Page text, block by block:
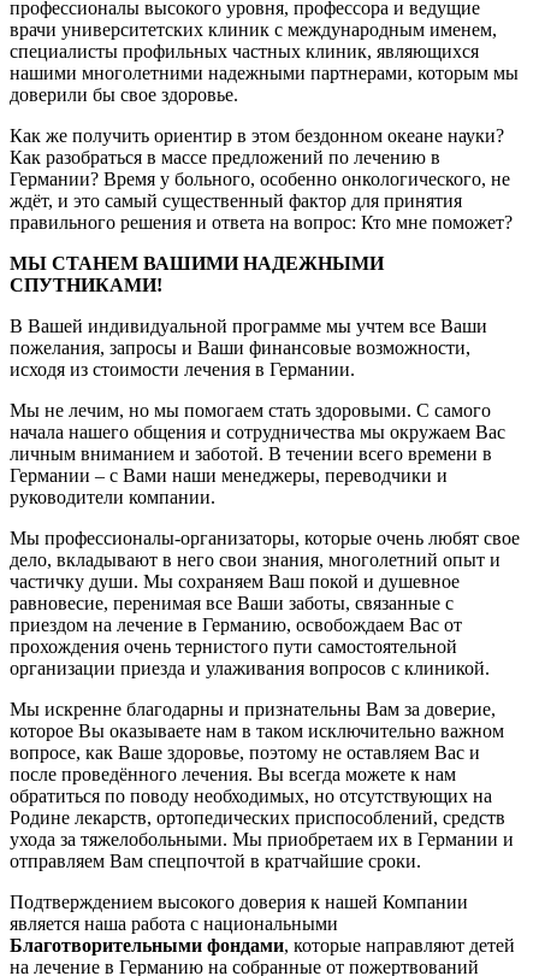
профессионалы высокого уровня, профессора и ведущие
врачи университетских клиник с международным именем,
специалисты профильных частных клиник, являющихся
нашими многолетними надежными партнерами, которым мы
доверили бы свое здоровье.
Как же получить ориентир в этом бездонном океане науки?
Как разобраться в массе предложений по лечению в
Германии? Время у больного, особенно онкологического, не
ждёт, и это самый существенный фактор для принятия
правильного решения и ответа на вопрос: Кто мне поможет?
МЫ СТАНЕМ ВАШИМИ НАДЕЖНЫМИ
СПУТНИКАМИ!
В Вашей индивидуальной программе мы учтем все Ваши
пожелания, запросы и Ваши финансовые возможности,
исходя из стоимости лечения в Германии.
Мы не лечим, но мы помогаем стать здоровыми. С самого
начала нашего общения и сотрудничества мы окружаем Вас
личным вниманием и заботой. В течении всего времени в
Германии – с Вами наши менеджеры, переводчики и
руководители компании.
Мы профессионалы-организаторы, которые очень любят свое
дело, вкладывают в него свои знания, многолетний опыт и
частичку души. Мы сохраняем Ваш покой и душевное
равновесие, перенимая все Ваши заботы, связанные с
приездом на лечение в Германию, освобождаем Вас от
прохождения очень тернистого пути самостоятельной
организации приезда и улаживания вопросов с клиникой.
Мы искренне благодарны и признательны Вам за доверие,
которое Вы оказываете нам в таком исключительно важном
вопросе, как Ваше здоровье, поэтому не оставляем Вас и
после проведённого лечения. Вы всегда можете к нам
обратиться по поводу необходимых, но отсутствующих на
Родине лекарств, ортопедических приспособлений, средств
ухода за тяжелобольными. Мы приобретаем их в Германии и
отправляем Вам спецпочтой в кратчайшие сроки.
Подтверждением высокого доверия к нашей Компании
является наша работа с национальными
Благотворительными фондами, которые направляют детей
на лечение в Германию на собранные от пожертвований